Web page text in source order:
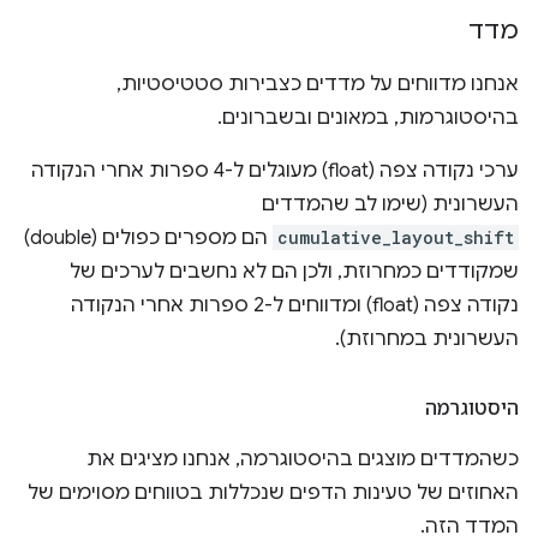
מדד
אנחנו מדווחים על מדדים כצבירות סטטיסטיות,
בהיסטוגרמות, במאונים ובשברונים.
ערכי נקודה צפה (float) מעוגלים ל-4 ספרות אחרי הנקודה
העשרונית (שימו לב שהמדדים
cumulative_layout_shift
הם מספרים כפולים (double)
שמקודדים כמחרוזת, ולכן הם לא נחשבים לערכים של
נקודה צפה (float) ומדווחים ל-2 ספרות אחרי הנקודה
העשרונית במחרוזת).
היסטוגרמה
כשהמדדים מוצגים בהיסטוגרמה, אנחנו מציגים את
האחוזים של טעינות הדפים שנכללות בטווחים מסוימים של
המדד הזה.